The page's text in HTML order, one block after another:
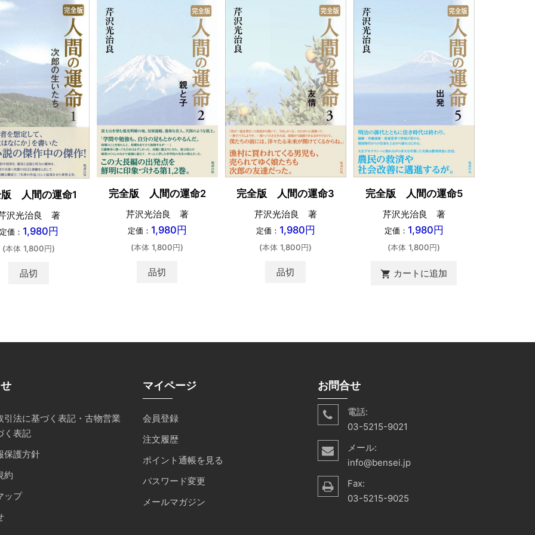
人間の運命1
沢光治良 著
価： 1,980円
(本体 1,800円)
品切
完全版 人間の運命2
芹沢光治良 著
定価： 1,980円
(本体 1,800円)
品切
完全版 人間の運命3
芹沢光治良 著
定価： 1,980円
(本体 1,800円)
品切
完全版 人間の運命5
芹沢光治良 著
定価： 1,980円
(本体 1,800円)
shopping_cart カートに追加
引法に基づく表記・古物営業
く表記
保護方針
約
ップ
マイページ
会員登録
注文履歴
ポイント通帳を見る
パスワード変更
メールマガジン
お問合せ
電話:
03-5215-9021
メール:
info@bensei.jp
Fax:
03-5215-9025